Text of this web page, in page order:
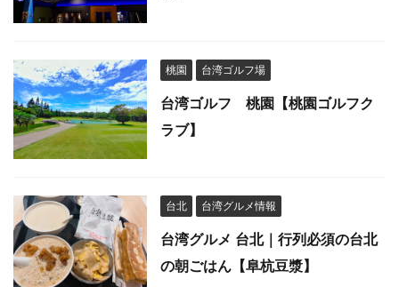
桃園 台湾ゴルフ場
台湾ゴルフ 桃園【桃園ゴルフク
ラブ】
台北 台湾グルメ情報
台湾グルメ 台北｜行列必須の台北
の朝ごはん【阜杭豆漿】